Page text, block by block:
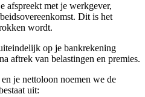
afspreekt met je werkgever,
Dit is het
wordt.
op je bankrekening
aftrek van belastingen en premies.
je nettoloon noemen we de
uit: